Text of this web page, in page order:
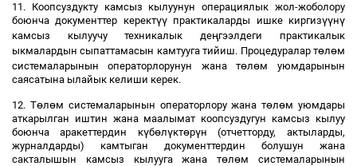
11. Коопсуздукту камсыз кылуунун операциялык жол-жоболору
боюнча документтер керектүүпрактикаларды ишке киргизүүнү
камсыз кылуучу техникалык деңгээлдеги практикалык
ыкмалардын сыпаттамасын камтууга тийиш. Процедуралар төлөм
системаларынын операторлорунун жана төлөм уюмдарынын
саясатына ылайык келиши керек.
12. Төлөм системаларынын операторлору жана төлөм уюмдары
аткарылган иштин жана маалымат коопсуздугун камсыз кылуу
боюнча аракеттердин күбөлүктөрүн (отчетторду, актыларды,
журналдарды) камтыган документтердин болушун жана
сакталышын камсыз кылууга жана төлөм системаларынын